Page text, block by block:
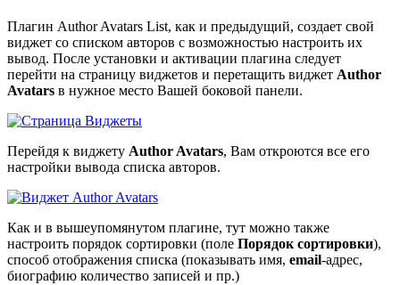
Плагин Author Avatars List, как и предыдущий, создает свой
виджет со списком авторов с возможностью настроить их
вывод. После установки и активации плагина следует
перейти на страницу виджетов и перетащить виджет Author
Avatars в нужное место Вашей боковой панели.
Перейдя к виджету Author Avatars, Вам откроются все его
настройки вывода списка авторов.
Как и в вышеупомянутом плагине, тут можно также
настроить порядок сортировки (поле Порядок сортировки),
способ отображения списка (показывать имя, email-адрес,
биографию количество записей и пр.)